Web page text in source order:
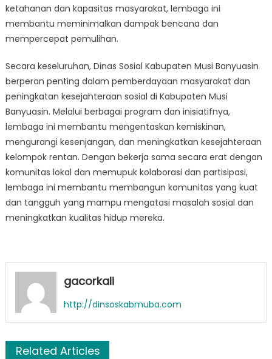
ketahanan dan kapasitas masyarakat, lembaga ini
membantu meminimalkan dampak bencana dan
mempercepat pemulihan.
Secara keseluruhan, Dinas Sosial Kabupaten Musi Banyuasin
berperan penting dalam pemberdayaan masyarakat dan
peningkatan kesejahteraan sosial di Kabupaten Musi
Banyuasin. Melalui berbagai program dan inisiatifnya,
lembaga ini membantu mengentaskan kemiskinan,
mengurangi kesenjangan, dan meningkatkan kesejahteraan
kelompok rentan. Dengan bekerja sama secara erat dengan
komunitas lokal dan memupuk kolaborasi dan partisipasi,
lembaga ini membantu membangun komunitas yang kuat
dan tangguh yang mampu mengatasi masalah sosial dan
meningkatkan kualitas hidup mereka.
gacorkali
http://dinsoskabmuba.com
Related Articles